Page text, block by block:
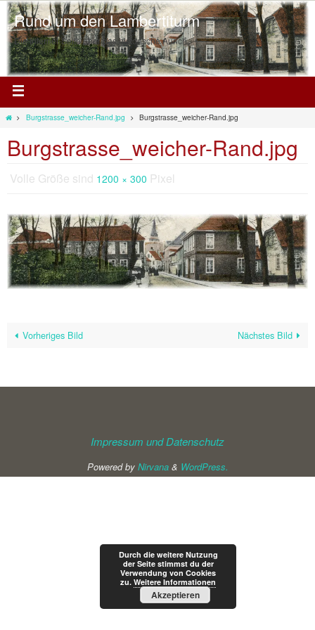
Rund um den Lambertiturm
Die Internet-Seite über das historische Aurich
Burgstrasse_weicher-Rand.jpg Burgstrasse_weicher-Rand.jpg
Burgstrasse_weicher-Rand.jpg
Volle Größe sind 1200 × 300 Pixel
Vorheriges Bild Nächstes Bild
Impressum und Datenschutz
Powered by Nirvana& WordPress.
Durch die weitere Nutzung
der Seite stimmst du der
Verwendung von Cookies
zu. Weitere Informationen
Akzeptieren